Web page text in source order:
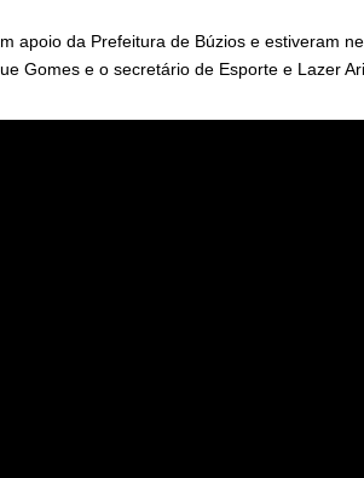
apoio da Prefeitura de Búzios e estiveram
Gomes e o secretário de Esporte e Lazer